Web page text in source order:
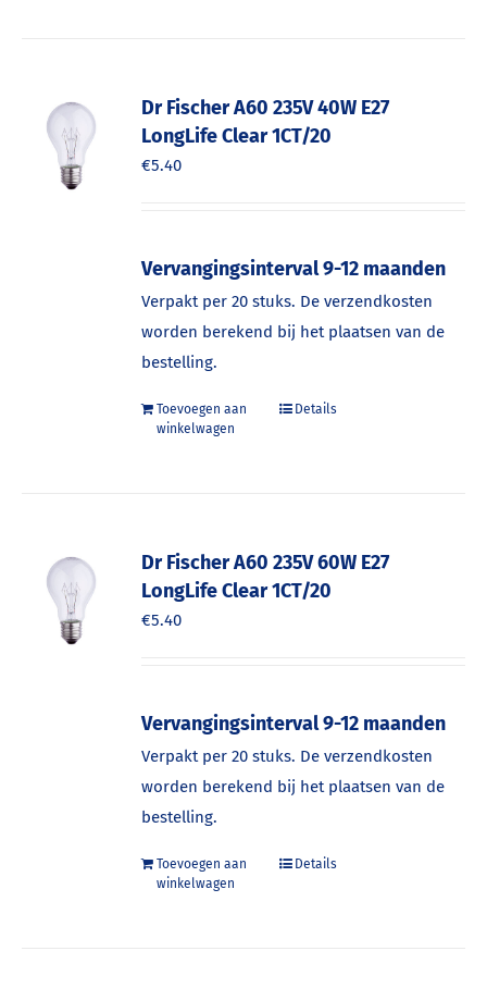
Dr Fischer A60 235V 40W E27
LongLife Clear 1CT/20
€5.40
Vervangingsinterval 9-12 maanden
Verpakt per 20 stuks. De verzendkosten
worden berekend bij het plaatsen van de
bestelling.
Toevoegen aan
winkelwagen
Details
Dr Fischer A60 235V 60W E27
LongLife Clear 1CT/20
€5.40
Vervangingsinterval 9-12 maanden
Verpakt per 20 stuks. De verzendkosten
worden berekend bij het plaatsen van de
bestelling.
Toevoegen aan
winkelwagen
Details